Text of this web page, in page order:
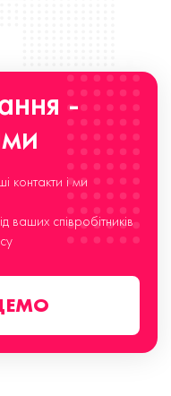
-
контакти і ми
ваших співробітників